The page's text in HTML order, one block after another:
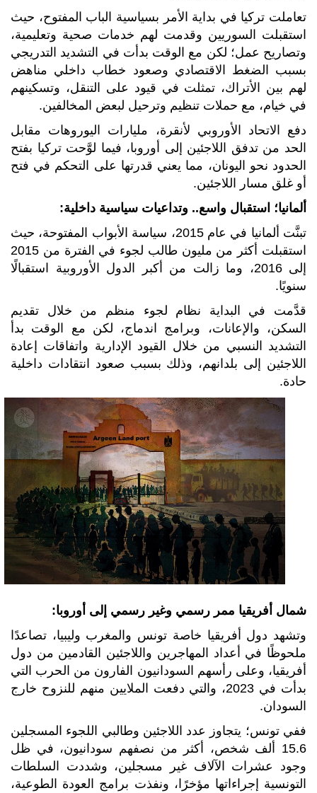
تعاملت تركيا في بداية الأمر بسياسية الباب المفتوح، حيث
استقبلت السوريين وقدمت لهم خدمات صحية وتعليمية،
وتصاريح عمل؛ لكن مع الوقت بدأت في التشديد التدريجي
بسبب الضغط الاقتصادي وصعود خطاب داخلي مناهض
لهم بين الأتراك، تمثلت في قيود على التنقل، وتسكينهم
في خيام، مع حملات تنظيم وترحيل لبعض المخالفين.
دفع الاتحاد الأوروبي لأنقرة، مليارات اليوروهات مقابل
الحد من تدفق اللاجئين إلى أوروبا، فيما لوَّحت تركيا بفتح
الحدود نحو اليونان، مما يعني قدرتها على التحكم في فتح
أو غلق مسار اللاجئين.
ألمانيا؛ استقبال واسع.. وتداعيات سياسية داخلية:
تبنَّت ألمانيا في عام 2015، سياسة الأبواب المفتوحة، حيث
استقبلت أكثر من مليون طالب لجوء في الفترة من 2015
إلى 2016، وما زالت من أكبر الدول الأوروبية استقبالًا
سنويًا.
قدَّمت في البداية نظام لجوء منظم من خلال تقديم
السكن، والإعانات، وبرامج اندماج، لكن مع الوقت بدأ
التشديد النسبي من خلال القيود الإدارية واتفاقات إعادة
اللاجئين إلى بلدانهم، وذلك بسبب صعود انتقادات داخلية
حادة.
شمال أفريقيا ممر رسمي وغير رسمي إلى أوروبا:
وتشهد دول أفريقيا خاصة تونس والمغرب وليبيا، تصاعدًا
ملحوظًا في أعداد المهاجرين واللاجئين القادمين من دول
أفريقيا، وعلى رأسهم السودانيون الفارون من الحرب التي
بدأت في 2023، والتي دفعت الملايين منهم للنزوح خارج
السودان.
ففي تونس؛ يتجاوز عدد اللاجئين وطالبي اللجوء المسجلين
15.6 ألف شخص، أكثر من نصفهم سودانيون، في ظل
وجود عشرات الآلاف غير مسجلين، وشددت السلطات
التونسية إجراءاتها مؤخرًا، ونفذت برامج العودة الطوعية،